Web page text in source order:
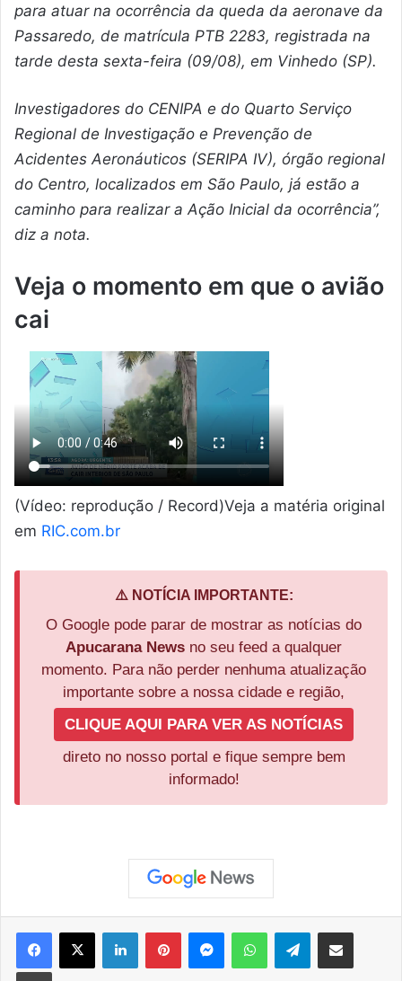
para atuar na ocorrência da queda da aeronave da
Passaredo, de matrícula PTB 2283, registrada na
tarde desta sexta-feira (09/08), em Vinhedo (SP).
Investigadores do CENIPA e do Quarto Serviço
Regional de Investigação e Prevenção de
Acidentes Aeronáuticos (SERIPA IV), órgão regional
do Centro, localizados em São Paulo, já estão a
caminho para realizar a Ação Inicial da ocorrência”,
diz a nota.
Veja o momento em que o avião
cai
(Vídeo: reprodução / Record)Veja a matéria original
em RIC.com.br
⚠️ NOTÍCIA IMPORTANTE:
O Google pode parar de mostrar as notícias do
Apucarana News no seu feed a qualquer
momento. Para não perder nenhuma atualização
importante sobre a nossa cidade e região,
CLIQUE AQUI PARA VER AS NOTÍCIAS
direto no nosso portal e fique sempre bem
informado!
Facebook
X LinkedinPinterestMessengerWhatsAppTelegramCompartilhar via e-mail
Imprimir